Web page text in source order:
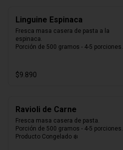
Linguine Espinaca
Fresca masa casera de pasta a la
espinaca.
Porción de 500 gramos - 4-5 porciones.
$9.890
Ravioli de Carne
Fresca masa casera de pasta.
Porción de 500 gramos - 4-5 porciones.
Producto Congelado ❄️